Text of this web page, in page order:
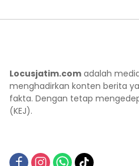
Locusjatim.com adalah
menghadirkan konten berita
fakta. Dengan tetap
(KEJ).